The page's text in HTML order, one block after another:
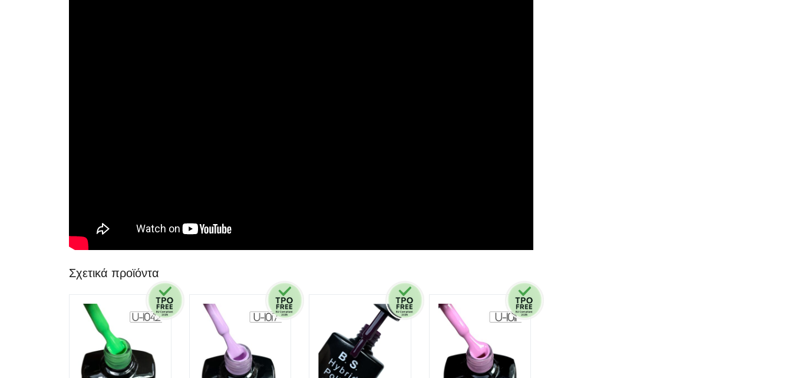
Σχετικά προϊόντα